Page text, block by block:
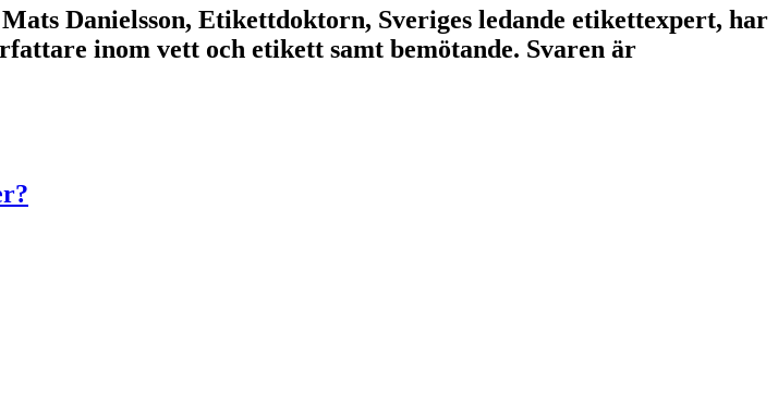
Danielsson, Etikettdoktorn, Sveriges ledande etikettexpert, har
inom vett och etikett samt bemötande. Svaren är